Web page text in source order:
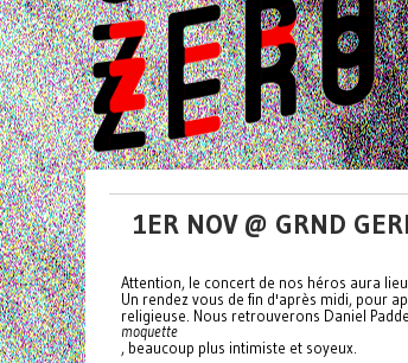
1ER NOV @ GRND
Attention, le concert de nos héros aura
Un rendez vous de fin d'après midi, pour
religieuse. Nous retrouverons Daniel
moquette
, beaucoup plus intimiste et soyeux.